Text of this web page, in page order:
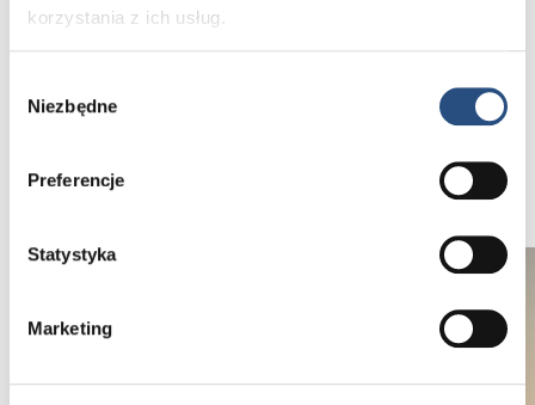
korzystania z ich usług.
zgody
Niezbędne
Preferencje
Statystyka
Marketing
Volvo V60 B4 Ultra Dark
Kliknij